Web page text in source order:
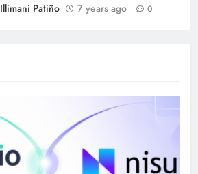
Illimani Patiño
7 years ago 0